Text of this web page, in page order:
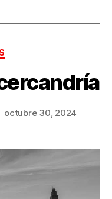
octubre 30, 2024